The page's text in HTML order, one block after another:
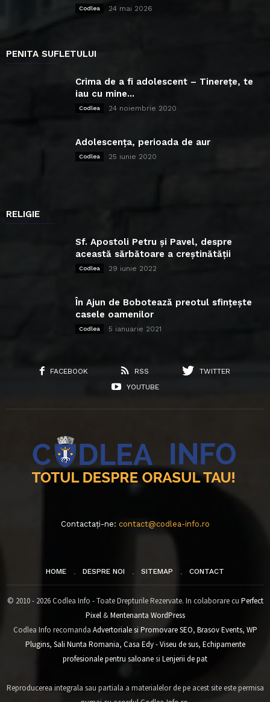
Codlea 24 mai 2026
PENITA SUFLETULUI
Crima de a fi adolescent – Tinerețe, te
iau cu mine...
Codlea 24 noiembrie 2020
Adolescența, perioada de aur
Codlea 25 iunie 2020
RELIGIE
Sf. Apostoli Petru și Pavel, despre
această sărbătoare a creștinătății
Codlea 29 iunie 2022
În Ajun de Bobotează preotul sfințește
casele oamenilor
Codlea 5 ianuarie 2021
FACEBOOK RSS
TWITTER
YOUTUBE
Contactați-ne: contact@codlea-info.ro
HOME DESPRE NOI SITEMAP CONTACT
© 2010 - 2026 Codlea Info - Toate Drepturile Rezervate. In colaborare cu Perfect
Pixel&Mentenanta WordPress
Codlea Info recomanda Advertoriale si Promovare SEO, Brasov Events, WP
Plugins, Sali Nunta Romania, Casa Edy - Viseu de sus, Echipamente
profesionale pentru saloanesi Lenjerii de pat
Reproducerea integrala sau partiala a materialelor de pe acest site este permisa